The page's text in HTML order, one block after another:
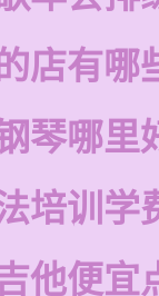
店有哪
琴哪里
培训学
他便宜